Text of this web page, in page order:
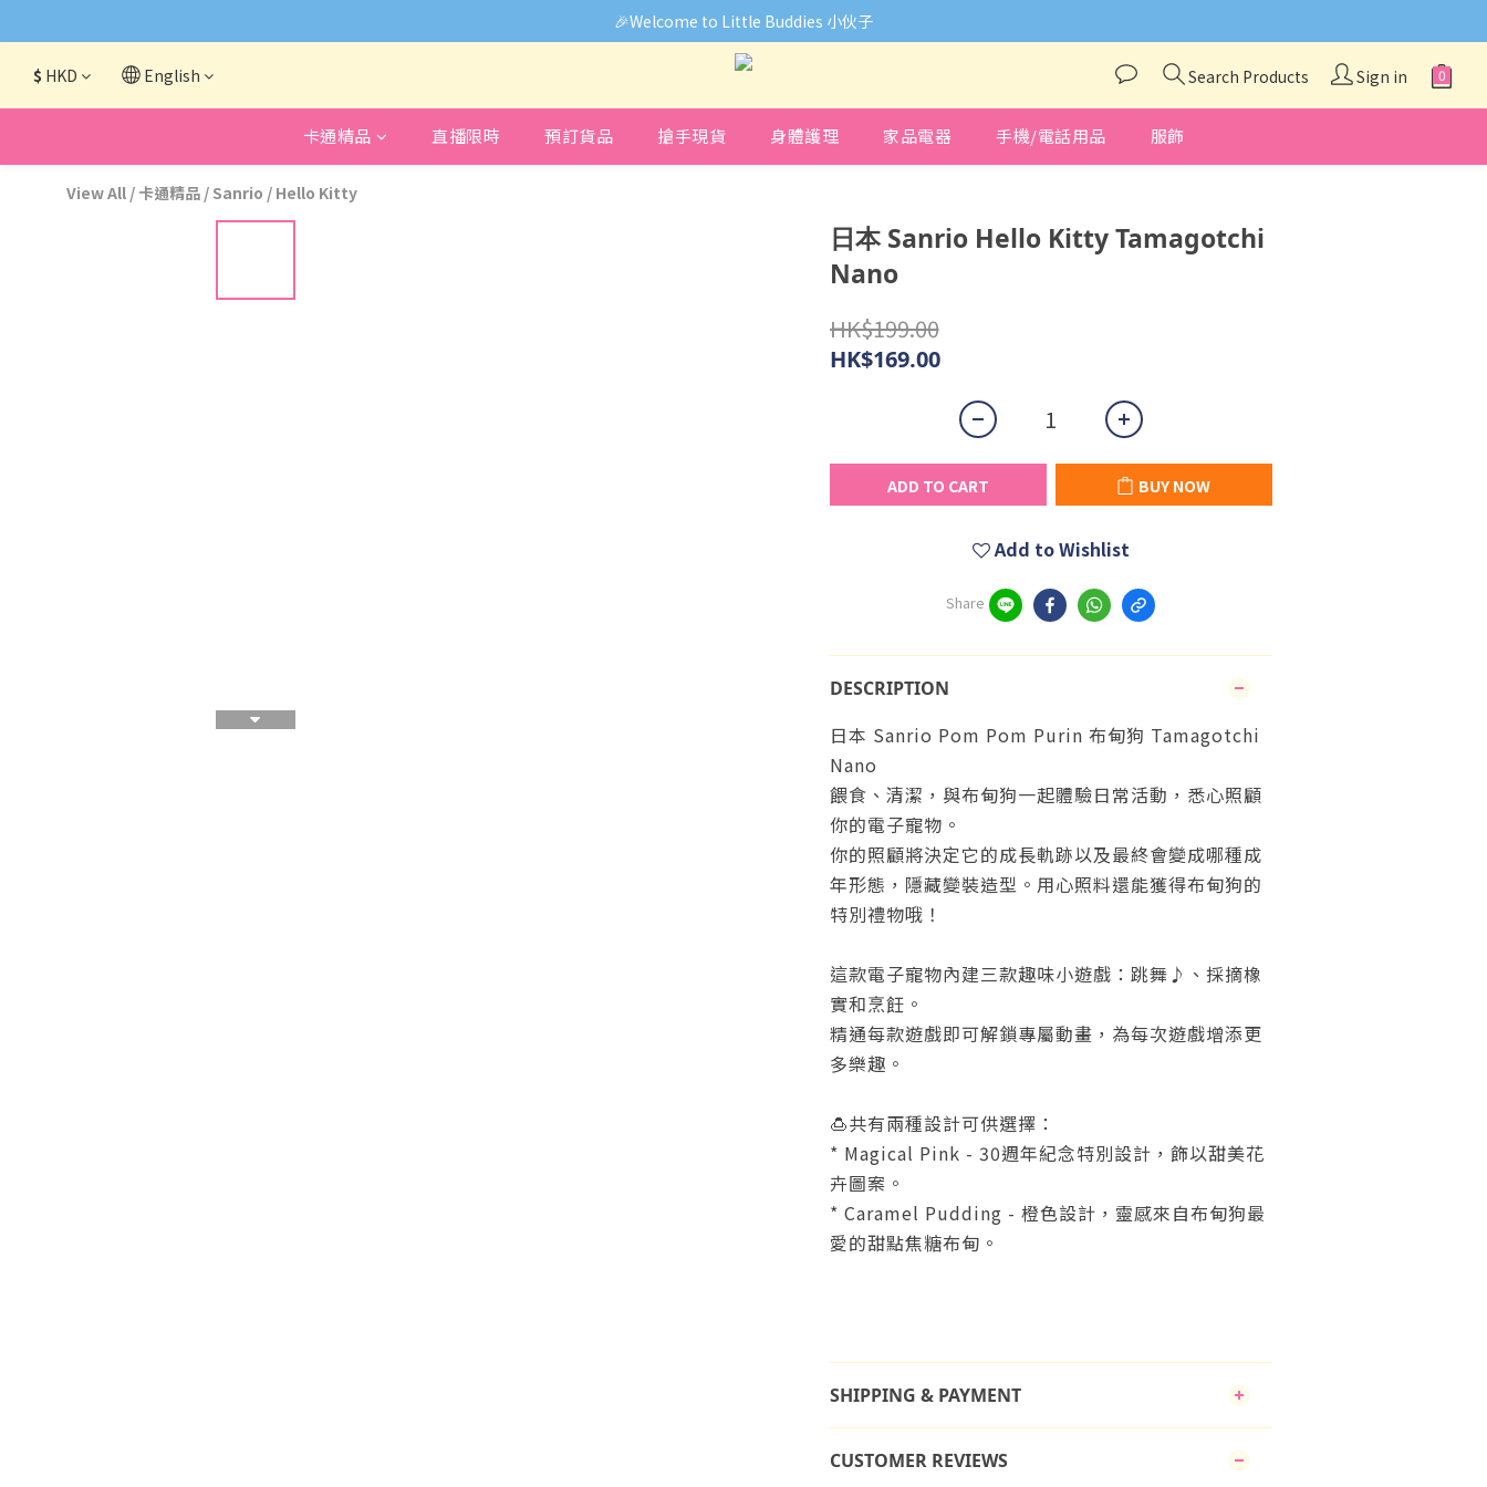
🎉Welcome to Little Buddies 小伙子
🎉Welcome to Little Buddies 小伙子
網頁系統升級中，部份貨品價錢未能正確顯示🙏下單前可先Facebook Messenger與我們聯絡❤️
🎉Welcome to Little Buddies 小伙子
$ HKD English Search Products Sign in
卡通精品 直播限時 預訂貨品 搶手現貨 身體護理 家品電器 手機/電話用品 服飾
View All / 卡通精品 / Sanrio / Hello Kitty
日本 Sanrio Hello Kitty Tamagotchi
Nano
HK$199.00
HK$169.00
ADD TO CART BUY NOW
Add to Wishlist
Share
DESCRIPTION
日本 Sanrio Pom Pom Purin 布甸狗 Tamagotchi
Nano
餵食、清潔，與布甸狗一起體驗日常活動，悉心照顧
你的電子寵物。
你的照顧將決定它的成長軌跡以及最終會變成哪種成
年形態， 隱藏變裝造型 。用心照料還能獲得布甸狗的
特別禮物哦！
這款電子寵物內建三款趣味小遊戲：跳舞♪、採摘橡
實和烹飪。
精通每款遊戲即可解鎖專屬動畫，為每次遊戲增添更
多樂趣。
🍮共有兩種設計可供選擇：
* Magical Pink - 30週年紀念特別設計，飾以甜美花
卉圖案。
* Caramel Pudding - 橙色設計，靈感來自布甸狗最
愛的甜點焦糖布甸。
SHIPPING & PAYMENT
CUSTOMER REVIEWS